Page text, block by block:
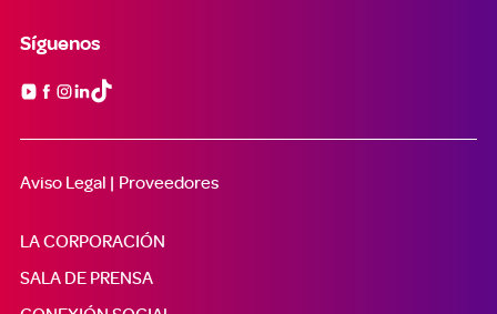
Síguenos

Aviso Legal | Proveedores
LA CORPORACIÓN
SALA DE PRENSA